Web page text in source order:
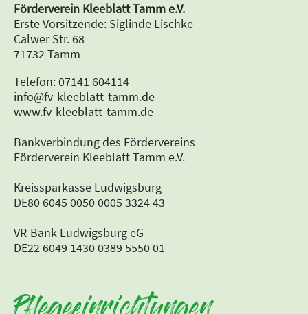
Förderverein Kleeblatt Tamm e.V.
Erste Vorsitzende: Siglinde Lischke
Calwer Str. 68
71732 Tamm
Telefon: 07141 604114
info@fv-kleeblatt-tamm.de
www.fv-kleeblatt-tamm.de
Bankverbindung des Fördervereins
Förderverein Kleeblatt Tamm e.V.
Kreissparkasse Ludwigsburg
DE80 6045 0050 0005 3324 43
VR-Bank Ludwigsburg eG
DE22 6049 1430 0389 5550 01